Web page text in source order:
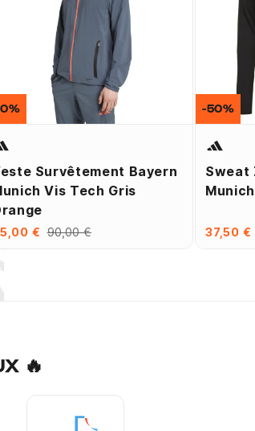
Survêtement Bayern
Vis Tech Gris
€ 90,00 €
Sweat
37,50 €
-50%
🔥